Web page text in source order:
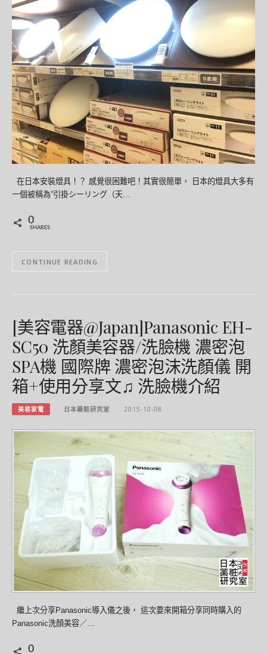
在日本安裝燈具！？ 感覺很困難吧！其實很簡單， 日本的燈具大多有
一個被稱為”引掛シーリング（天…
0
SHARES
CONTINUE READING
[美容電器@Japan]Panasonic EH-
SC50 洗顏美容器/洗臉機 濃密泡
SPA機 國際牌 濃密泡沫洗顏儀 開
箱+使用分享文♫ 洗臉機介紹
美容家電 日本藥粧研究室 2015-10-08
繼上次分享Panasonic導入儀之後， 這次要來開箱分享同時購入的
Panasonic洗顏美容／…
0